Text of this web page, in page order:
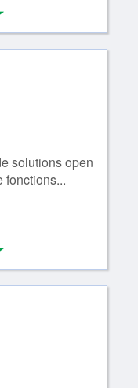
*
0/4
solutions open
fonctions...
*
4/4